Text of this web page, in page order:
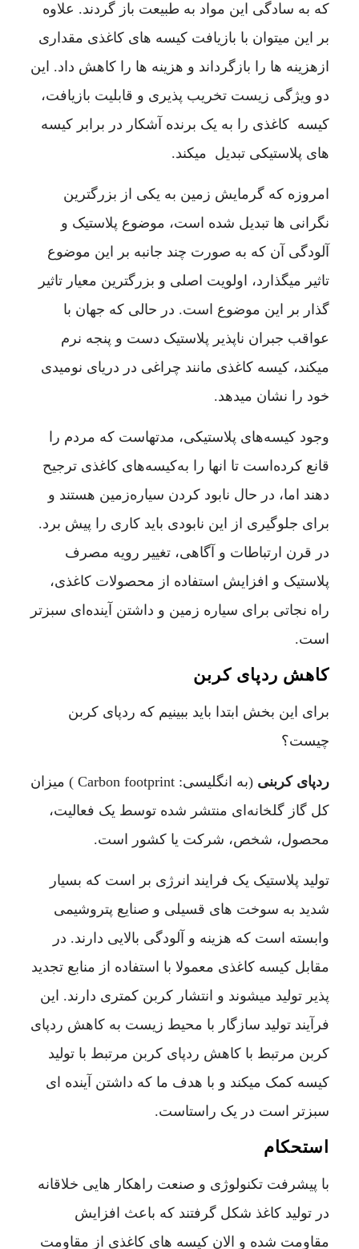
که به سادگی این مواد به طبیعت باز گردند. علاوه
بر این میتوان با بازیافت کیسه های کاغذی مقداری
ازهزینه ها را بازگرداند و هزینه ها را کاهش داد. این
دو ویژگی زیست تخریب پذیری و قابلیت بازیافت،
کیسه کاغذی را به یک برنده آشکار در برابر کیسه
های پلاستیکی تبدیل میکند.
امروزه که گرمایش زمین به یکی از بزرگترین
نگرانی ها تبدیل شده است، موضوع پلاستیک و
آلودگی آن که به صورت چند جانبه بر این موضوع
تاثیر میگذارد، اولویت اصلی و بزرگترین معیار تاثیر
گذار بر این موضوع است. در حالی که جهان با
عواقب جبران ناپذیر پلاستیک دست و پنجه نرم
میکند، کیسه کاغذی مانند چراغی در دریای نومیدی
خود را نشان میدهد.
وجود کیسه‌های پلاستیکی، مدتهاست که مردم را
قانع کرده‌است تا انها را به‌کیسه‌های کاغذی ترجیح
دهند اما، در حال نابود کردن سیاره‌زمین هستند و
برای جلوگیری از این نابودی باید کاری را پیش‌ برد.
در قرن ارتباطات و آگاهی، تغییر رویه مصرف
پلاستیک و افزایش استفاده از محصولات کاغذی،
راه نجاتی برای سیاره زمین و داشتن آینده‌ای سبزتر
است.
کاهش ردپای کربن
برای این بخش ابتدا باید ببینیم که ردپای کربن
چیست؟
ردپای کربنی
(به انگلیسی: Carbon footprint ) میزان
کل گاز گلخانه‌ای منتشر شده توسط یک فعالیت،
محصول، شخص، شرکت یا کشور است.
تولید پلاستیک یک فرایند انرژی بر است که بسیار
شدید به سوخت های قسیلی و صنایع پتروشیمی
وابسته است که هزینه و آلودگی بالایی دارند. در
مقابل کیسه کاغذی معمولا با استفاده از منابع تجدید
پذیر تولید میشوند و انتشار کربن کمتری دارند. این
فرآیند تولید سازگار با محیط زیست به کاهش ردپای
کربن مرتبط با کاهش ردپای کربن مرتبط با تولید
کیسه کمک میکند و با هدف ما که داشتن آینده ای
سبزتر است در یک راستاست.
استحکام
با پیشرفت تکنولوژی و صنعت راهکار هایی خلاقانه
در تولید کاغذ شکل گرفتند که باعث افزایش
مقاومت شده و الان کیسه های کاغذی از مقاومت